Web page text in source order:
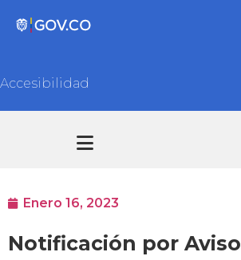
Accesibilidad
Enero 16, 2023
Notificación por Aviso